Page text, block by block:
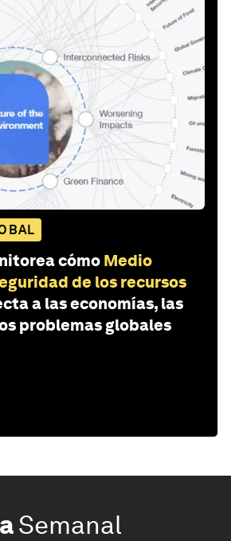
cómo Medio
de los recursos
a las economías, las
problemas globales
Semanal